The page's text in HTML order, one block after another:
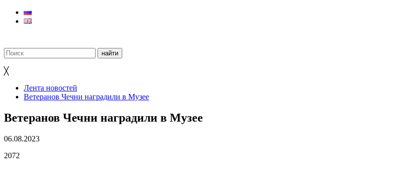
╳
Лента новостей
Ветеранов Чечни наградили в Музее
Ветеранов Чечни наградили в Музее
06.08.2023
2072